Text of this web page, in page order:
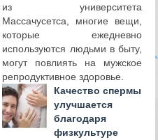
из университета
Массачусетса, многие вещи,
которые ежедневно
используются людьми в быту,
могут повлиять на мужское
репродуктивное здоровье.
Качество спермы
улучшается
благодаря
физкультуре